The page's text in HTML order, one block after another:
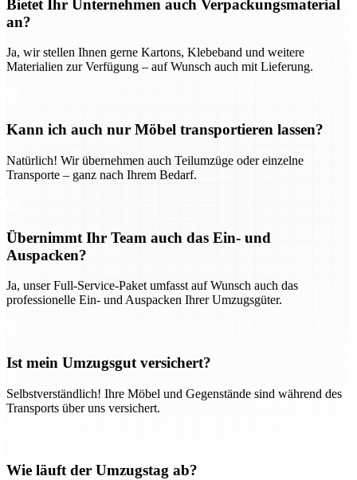
Bietet Ihr Unternehmen auch Verpackungsmaterial
an?
Ja, wir stellen Ihnen gerne Kartons, Klebeband und weitere
Materialien zur Verfügung – auf Wunsch auch mit Lieferung.
Kann ich auch nur Möbel transportieren lassen?
Natürlich! Wir übernehmen auch Teilumzüge oder einzelne
Transporte – ganz nach Ihrem Bedarf.
Übernimmt Ihr Team auch das Ein- und
Auspacken?
Ja, unser Full-Service-Paket umfasst auf Wunsch auch das
professionelle Ein- und Auspacken Ihrer Umzugsgüter.
Ist mein Umzugsgut versichert?
Selbstverständlich! Ihre Möbel und Gegenstände sind während des
Transports über uns versichert.
Wie läuft der Umzugstag ab?